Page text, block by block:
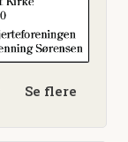
Se flere